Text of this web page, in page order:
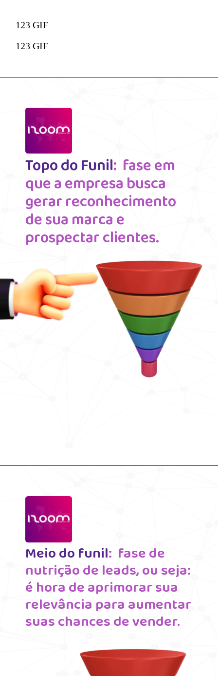
123 GIF
123 GIF
Topo do Funil:  fase em
que a empresa busca
gerar reconhecimento
de sua marca e
prospectar clientes.
Meio do funil:  fase de
nutrição de leads, ou seja:
é hora de aprimorar sua
relevância para aumentar
suas chances de vender.